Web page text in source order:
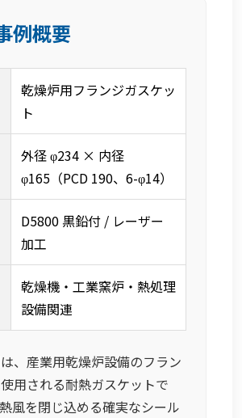
例概要
乾燥炉用フランジガスケッ
ト
外径 φ234 × 内径
φ165（PCD 190、6-φ14）
D5800 黒鉛付 / レーザー
加工
乾燥機・工業窯炉・熱処理
設備関連
、産業用乾燥炉設備のフラン
用される耐熱ガスケットで
風を閉じ込める確実なシール